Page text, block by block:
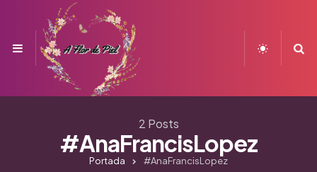
Menu
2 Posts
#AnaFrancisLopez
Portada #AnaFrancisLopez